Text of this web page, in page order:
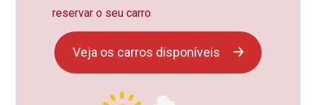
reservar o seu carro
Veja os carros disponíveis